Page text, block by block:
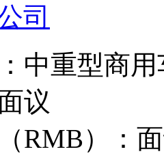
司
中重型商
议
RMB）：